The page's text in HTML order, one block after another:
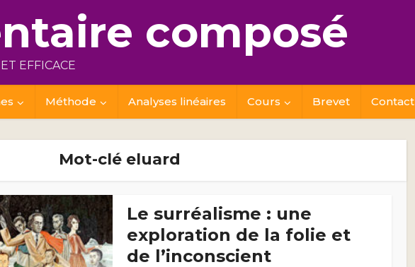
composé
EFFICACE
Méthode Analyses linéaires Cours Brevet Contact
Mot-clé eluard
Le surréalisme : une
exploration de la folie et
de l’inconscient